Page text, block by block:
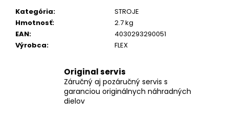
Kategória:
STROJE
Hmotnosť:
2.7 kg
EAN:
4030293290051
Výrobca: FLEX
Original servis
Záručný aj pozáručný servis s
garanciou originálnych náhradných
dielov